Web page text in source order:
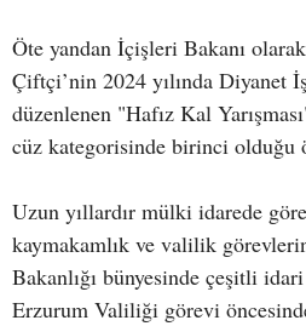
Öte yandan İçişleri Bakanı
Çiftçi’nin 2024 yılında Diyanet
düzenlenen "Hafız Kal
cüz kategorisinde birinci olduğu
Uzun yıllardır mülki idarede
kaymakamlık ve valilik
Bakanlığı bünyesinde çeşitli
Erzurum Valiliği görevi